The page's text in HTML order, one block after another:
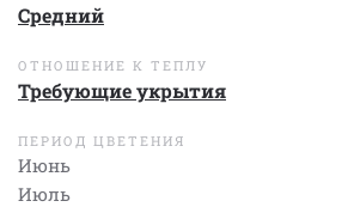
Средний
ОТНОШЕНИЕ К ТЕПЛУ
Требующие укрытия
ПЕРИОД ЦВЕТЕНИЯ
Июнь
Июль